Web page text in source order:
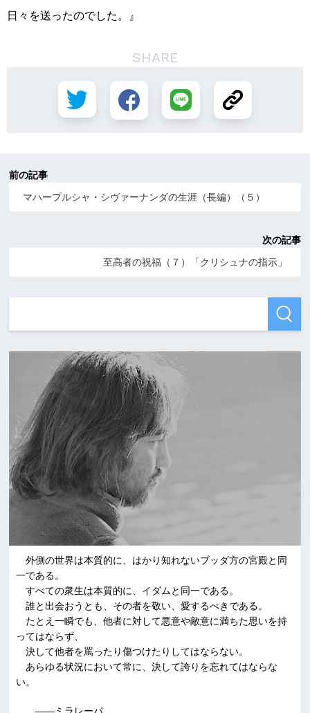
日々を送ったのでした。』
SHARE
前の記事
マハープルシャ・シヴァーナンダの生涯（長編）（５）
次の記事
至高者の祝福（７）「クリシュナの指示」
外側の世界は本質的に、はかり知れないブッダ方の宮殿と同
一である。
すべての衆生は本質的に、イダムと同一である。
誰と出会おうとも、その者を敬い、愛するべきである。
たとえ一瞬でも、他者に対して悪意や敵意に満ちた思いを持
ってはならず、
決して他者を罵ったり傷つけたりしてはならない。
あらゆる状況において常に、決して誇りを忘れてはならな
い。
――ミラレーパ